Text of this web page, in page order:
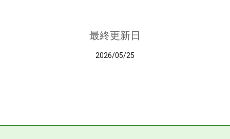
最終更新日
2026/05/25